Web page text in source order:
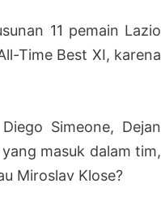
11 pemain Lazio
Time Best XI, karena
Simeone, Dejan
masuk dalam tim,
Miroslav Klose?